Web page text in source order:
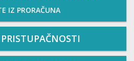
IZ PRORAČUNA